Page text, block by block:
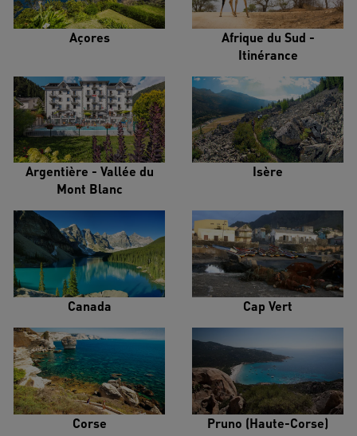
Açores
Afrique du Sud -
Itinérance
Argentière - Vallée du
Mont Blanc
Isère
Canada Cap Vert
Corse Pruno (Haute-Corse)